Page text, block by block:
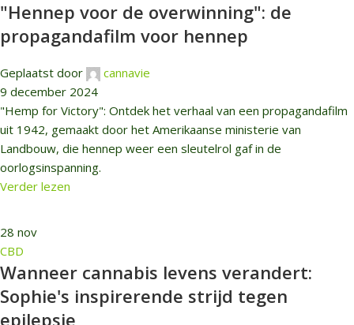
"Hennep voor de overwinning": de
propagandafilm voor hennep
Geplaatst door
cannavie
9 december 2024
"Hemp for Victory": Ontdek het verhaal van een propagandafilm
uit 1942, gemaakt door het Amerikaanse ministerie van
Landbouw, die hennep weer een sleutelrol gaf in de
oorlogsinspanning.
Verder lezen
28 nov
CBD
Wanneer cannabis levens verandert:
Sophie's inspirerende strijd tegen
epilepsie